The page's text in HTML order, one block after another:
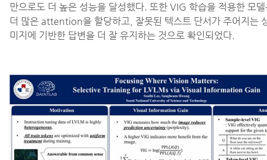
만으로도 더 높은 성능을 달성했다. 또한 VIG 학습을 적용한 모
더 많은 attention을 할당하고, 잘못된 텍스트 단서가 주어지는
미지에 기반한 답변을 더 잘 유지하는 것으로 확인되었다.